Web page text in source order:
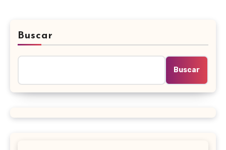
Buscar
Buscar